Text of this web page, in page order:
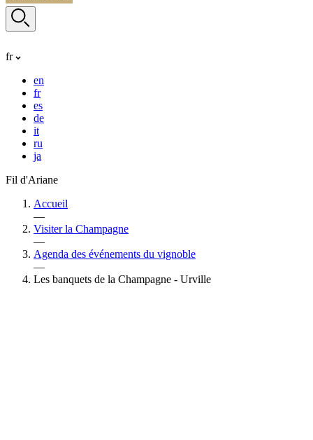
fr
en
fr
es
de
it
ru
ja
Fil d'Ariane
Accueil
—
Visiter la Champagne
—
Agenda des événements du vignoble
—
Les banquets de la Champagne - Urville